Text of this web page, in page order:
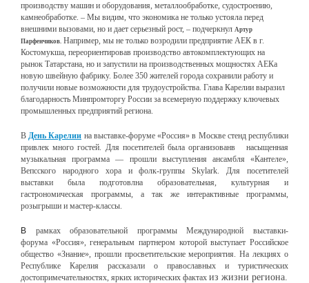
производству машин и оборудования, металлообработке, судостроению,
камнеобработке. – Мы видим, что экономика не только устояла перед
внешними вызовами, но и дает серьезный рост, – подчеркнул Артур
Парфенчиков. Например, мы не только возродили предприятие АЕК в г.
Костомукша, переориентировав производство автокомплектующих на
рынок Татарстана, но и запустили на производственных мощностях АЕКа
новую швейную фабрику. Более 350 жителей города сохранили работу и
получили новые возможности для трудоустройства. Глава Карелии выразил
благодарность Минпромторгу России за всемерную поддержку ключевых
промышленных предприятий региона.
ВДень Карелии на выставке-форуме «Россия» в Москве стенд республики
привлек много гостей. Для посетителей была организованв
насыщенная
музыкальная программа — прошли выступления ансамбля «Кантеле»,
Вепсского народного хора и фолк-группы Skylark.
Для посетителей
выставки была подготовлна образовательная, культурная
и
гастрономическая
программы, а так же интерактивные программы,
розыгрыши и мастер-классы.
В
рамках образовательной программы Международной выставки-
форума «Россия», генеральным партнером которой выступает Российское
общество «Знание», прошли просветительские мероприятия. На лекциях о
Республике Карелия рассказали
о православных и туристических
достопримечательностях, ярких исторических фактах из жизни региона.